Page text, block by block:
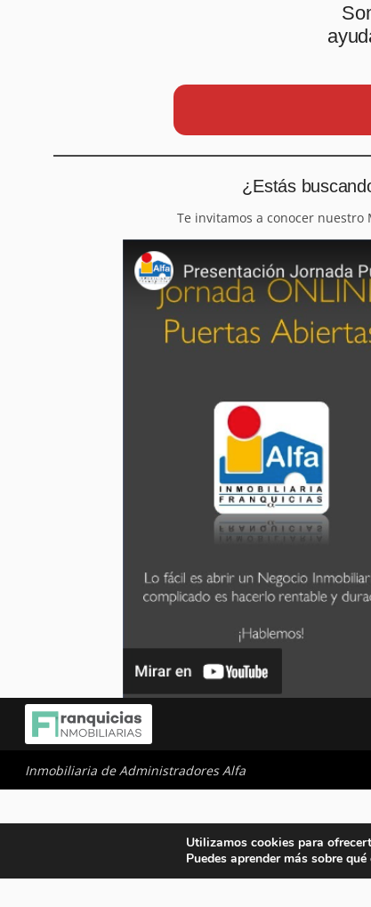
¿Estás
Te invitamos a conocer nuestro
Inmobiliaria de Administradores Alfa
Utilizamos cookies para
Puedes aprender más sobre